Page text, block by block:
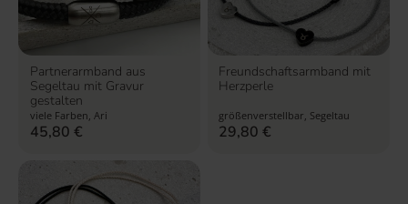
Partnerarmband aus
Segeltau mit Gravur
gestalten
viele Farben, Ari
45,80 €
Freundschaftsarmband mit
Herzperle
größenverstellbar, Segeltau
29,80€